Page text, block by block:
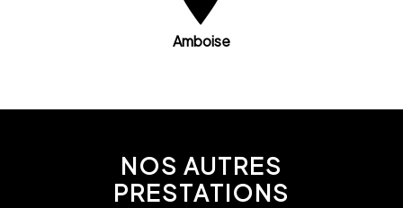
Amboise
NOS AUTRES
PRESTATIONS